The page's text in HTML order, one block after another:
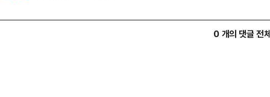
0 개의 댓글 전